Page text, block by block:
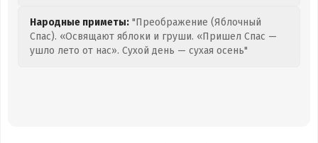
Народные приметы: "Преображение (Яблочный
Спас). «Освящают яблоки и груши. «Пришел Спас —
ушло лето от нас». Сухой день — сухая осень"